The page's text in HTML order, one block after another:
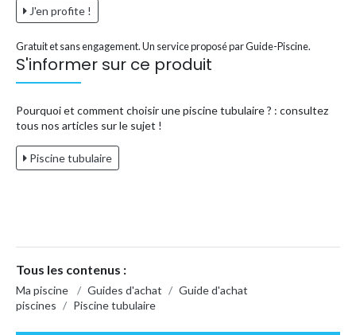
J'en profite !
Gratuit et sans engagement. Un service proposé par Guide-Piscine.
S'informer sur ce produit
Pourquoi et comment choisir une piscine tubulaire ? : consultez
tous nos articles sur le sujet !
Piscine tubulaire
Tous les contenus :
Ma piscine / Guides d'achat / Guide d'achat
piscines / Piscine tubulaire